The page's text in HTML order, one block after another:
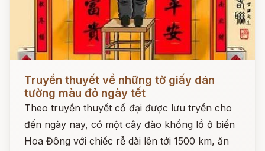
Đọc ngay
Truyền thuyết về những tờ giấy dán
tường màu đỏ ngày tết
Theo truyền thuyết cổ đại được lưu tryền cho
đến ngày nay, có một cây đào khổng lồ ở biển
Hoa Đông với chiếc rễ dài lên tới 1500 km, ăn